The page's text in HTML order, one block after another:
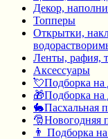
Декор,
Топперы
Открытки,
Ленты, рафия,
Аксессуары
💘Подборка на
🎁Подборка на
🐇Пасхальная
🎅Новогодняя
👨 Подборка